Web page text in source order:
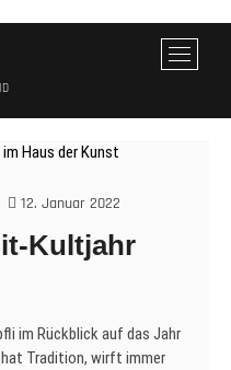
M
e
u
12. Januar 2022
Kultjahr
im Rückblick auf das Jahr
hat Tradition, wirft immer